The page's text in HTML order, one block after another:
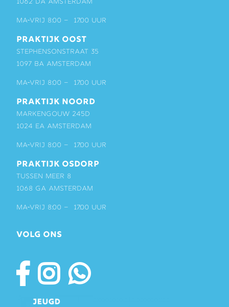
1062 DA Amsterdam
ma-vrij 8:00 – 17:00 uur
PRAKTIJK OOST
Stephensonstraat 35
1097 BA Amsterdam
ma-vrij 8:00 – 17:00 uur
PRAKTIJK NOORD
Markengouw 245D
1024 EA Amsterdam
ma-vrij 8:00 – 17:00 uur
PRAKTIJK OSDORP
Tussen Meer 8
1068 GA Amsterdam
ma-vrij 8:00 – 17:00 uur
VOLG ONS